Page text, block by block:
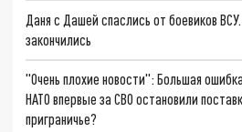
Даня с Дашей спаслись от боевиков
закончились
"Очень плохие новости": Большая
НАТО впервые за СВО остановили
приграничье?